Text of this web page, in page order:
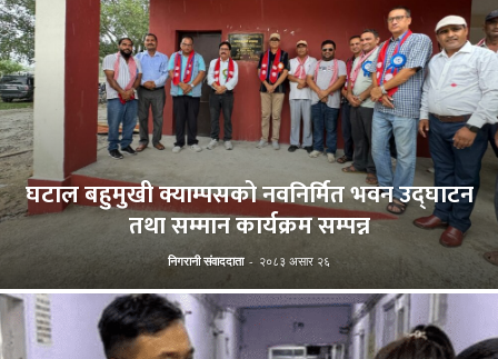
घटाल बहुमुखी क्याम्पसको नवनिर्मित भवन उद्घाटन
तथा सम्मान कार्यक्रम सम्पन्न
निगरानी संवाददाता - २०८३ असार २६